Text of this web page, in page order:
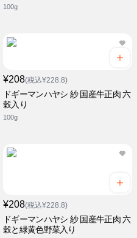
100g
¥208(税込¥228.8)
ドギーマンハヤシ 紗 国産牛正肉 六
穀入り
100g
¥208(税込¥228.8)
ドギーマンハヤシ 紗 国産牛正肉 六
穀と緑黄色野菜入り